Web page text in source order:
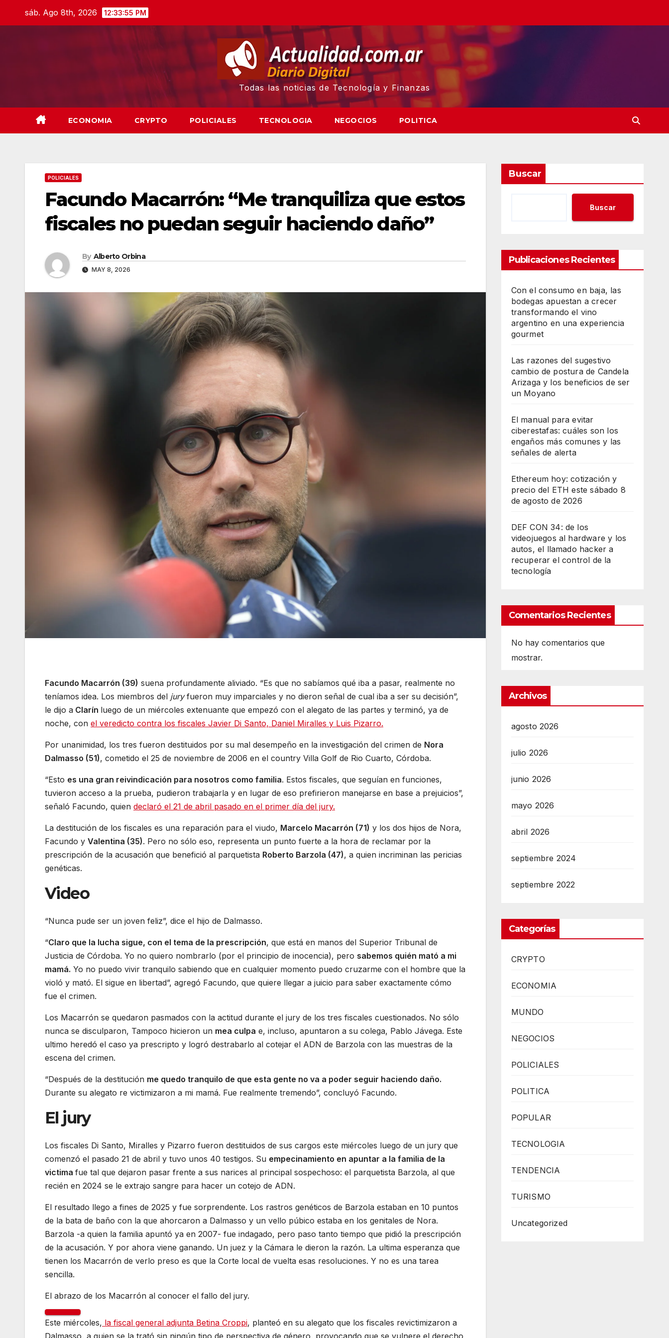
sáb. Ago 8th, 2026 12:33:56 PM
Todas las noticias de Tecnología y Finanzas
ECONOMIA CRYPTO POLICIALES TECNOLOGIA NEGOCIOS POLITICA
POLICIALES
Facundo Macarrón: “Me tranquiliza que estos
fiscales no puedan seguir haciendo daño”
By Alberto Orbina
MAY 8, 2026
Facundo Macarrón (39) suena profundamente aliviado. “Es que no sabíamos qué iba a pasar, realmente no
teníamos idea. Los miembros del juryfueron muy imparciales y no dieron señal de cual iba a ser su decisión”,
le dijo a Clarín luego de un miércoles extenuante que empezó con el alegato de las partes y terminó, ya de
noche, con el veredicto contra los fiscales Javier Di Santo, Daniel Miralles y Luis Pizarro.
Por unanimidad, los tres fueron destituidos por su mal desempeño en la investigación del crimen de Nora
Dalmasso (51), cometido el 25 de noviembre de 2006 en el country Villa Golf de Rio Cuarto, Córdoba.
“Esto es una gran reivindicación para nosotros como familia. Estos fiscales, que seguían en funciones,
tuvieron acceso a la prueba, pudieron trabajarla y en lugar de eso prefirieron manejarse en base a prejuicios”,
señaló Facundo, quien declaró el 21 de abril pasado en el primer día del jury.
La destitución de los fiscales es una reparación para el viudo, Marcelo Macarrón (71) y los dos hijos de Nora,
Facundo y Valentina (35). Pero no sólo eso, representa un punto fuerte a la hora de reclamar por la
prescripción de la acusación que benefició al parquetista Roberto Barzola (47), a quien incriminan las pericias
genéticas.
Video
“Nunca pude ser un joven feliz”, dice el hijo de Dalmasso.
“Claro que la lucha sigue, con el tema de la prescripción, que está en manos del Superior Tribunal de
Justicia de Córdoba. Yo no quiero nombrarlo (por el principio de inocencia), pero sabemos quién mató a mi
mamá. Yo no puedo vivir tranquilo sabiendo que en cualquier momento puedo cruzarme con el hombre que la
violó y mató. El sigue en libertad”, agregó Facundo, que quiere llegar a juicio para saber exactamente cómo
fue el crimen.
Los Macarrón se quedaron pasmados con la actitud durante el jury de los tres fiscales cuestionados. No sólo
nunca se disculparon, Tampoco hicieron un mea culpa e, incluso, apuntaron a su colega, Pablo Jávega. Este
ultimo heredó el caso ya prescripto y logró destrabarlo al cotejar el ADN de Barzola con las muestras de la
escena del crimen.
“Después de la destitución me quedo tranquilo de que esta gente no va a poder seguir haciendo daño.
Durante su alegato re victimizaron a mi mamá. Fue realmente tremendo”, concluyó Facundo.
El jury
Los fiscales Di Santo, Miralles y Pizarro fueron destituidos de sus cargos este miércoles luego de un jury que
comenzó el pasado 21 de abril y tuvo unos 40 testigos. Su empecinamiento en apuntar a la familia de la
victima fue tal que dejaron pasar frente a sus narices al principal sospechoso: el parquetista Barzola, al que
recién en 2024 se le extrajo sangre para hacer un cotejo de ADN.
El resultado llego a fines de 2025 y fue sorprendente. Los rastros genéticos de Barzola estaban en 10 puntos
de la bata de baño con la que ahorcaron a Dalmasso y un vello púbico estaba en los genitales de Nora.
Barzola -a quien la familia apuntó ya en 2007- fue indagado, pero paso tanto tiempo que pidió la prescripción
de la acusación. Y por ahora viene ganando. Un juez y la Cámara le dieron la razón. La ultima esperanza que
tienen los Macarrón de verlo preso es que la Corte local de vuelta esas resoluciones. Y no es una tarea
sencilla.
El abrazo de los Macarrón al conocer el fallo del jury.
Este miércoles, la fiscal general adjunta Betina Croppi, planteó en su alegato que los fiscales revictimizaron a
Buscar
Buscar
Publicaciones Recientes
Con el consumo en baja, las
bodegas apuestan a crecer
transformando el vino
argentino en una experiencia
gourmet
Las razones del sugestivo
cambio de postura de Candela
Arizaga y los beneficios de ser
un Moyano
El manual para evitar
ciberestafas: cuáles son los
engaños más comunes y las
señales de alerta
Ethereum hoy: cotización y
precio del ETH este sábado 8
de agosto de 2026
DEF CON 34: de los
videojuegos al hardware y los
autos, el llamado hacker a
recuperar el control de la
tecnología
Comentarios Recientes
No hay comentarios que
mostrar.
Archivos
agosto 2026
julio 2026
junio 2026
mayo 2026
abril 2026
septiembre 2024
septiembre 2022
Categorías
CRYPTO
ECONOMIA
MUNDO
NEGOCIOS
POLICIALES
POLITICA
POPULAR
TECNOLOGIA
TENDENCIA
TURISMO
Uncategorized